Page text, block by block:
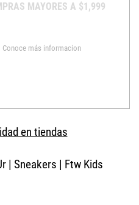
MAYORES A $1,999
Conoce más informacion
en tiendas
| Sneakers | Ftw Kids